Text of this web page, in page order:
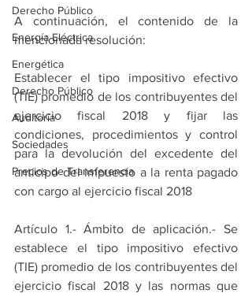
Derecho Público
Energía Eléctrica
Energética
Derecho Público
Auditoría
Sociedades
Precios de Transferencia
A continuación, el contenido de la
mencionada resolución:
Establecer el tipo impositivo efectivo
(TIE) promedio de los contribuyentes del
ejercicio fiscal 2018 y fijar las
condiciones, procedimientos y control
para la devolución del excedente del
anticipo del impuesto a la renta pagado
con cargo al ejercicio fiscal 2018
Artículo 1.- Ámbito de aplicación.- Se
establece el tipo impositivo efectivo
(TIE) promedio de los contribuyentes del
ejercicio fiscal 2018 y las normas que